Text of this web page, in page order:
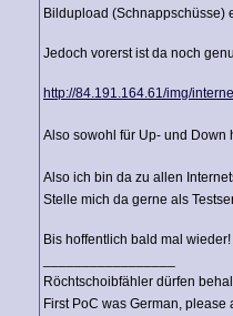
Bildupload (Schnappschüsse)
Jedoch vorerst ist da noch
http://84.191.164.61/img/
Also sowohl für Up- und Down
Also ich bin da zu allen
Stelle mich da gerne als
Bis hoffentlich bald mal
Röchtschoibfähler dürfen
First PoC was German, please